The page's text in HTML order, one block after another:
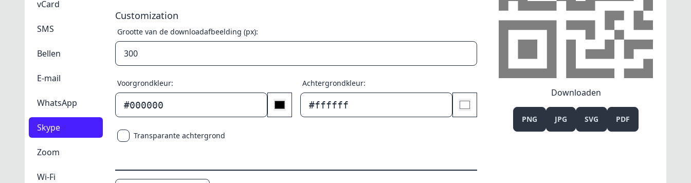
vCard
SMS
Bellen
E-mail
WhatsApp
Skype
Zoom
Wi-Fi
Customization
Grootte van de downloadafbeelding (px):
Voorgrondkleur:
#000000
Achtergrondkleur:
#ffffff
Transparante achtergrond
Downloaden
PNG JPG SVG PDF